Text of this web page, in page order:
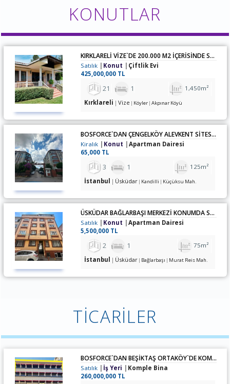
KONUTLAR
KIRKLARELİ VİZE`DE 200.000 M2 İÇERİSİNDE SATILIK ÇİFTLİK
Satılık Konut
Çiftlik Evi
425,000,000 TL
1,450m²
21 1
Kırklareli Vize Köyler Akpınar Köyü
BOSFORCE`DAN ÇENGELKÖY ALEVKENT SİTESİNDE 3+1 KİRALIK DAİRE
Kiralık Konut
Apartman Dairesi
65,000 TL
125m²
3 1
İstanbul Üsküdar Kandilli Küçüksu Mah.
ÜSKÜDAR BAĞLARBAŞI MERKEZİ KONUMDA SATILIK 2+1 DAİRE
Satılık Konut
Apartman Dairesi
5,500,000 TL
75m²
2 1
İstanbul Üsküdar Bağlarbaşı Murat Reis Mah.
TİCARİLER
BOSFORCE`DAN BEŞIKTAŞ ORTAKÖY`DE KOMPLE KIRACILI SATILIK BINA
Satılık İş Yeri
Komple Bina
260,000,000 TL